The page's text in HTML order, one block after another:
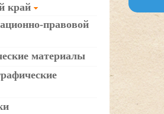
край
правовой
материалы